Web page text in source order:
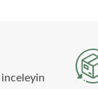
inceleyin